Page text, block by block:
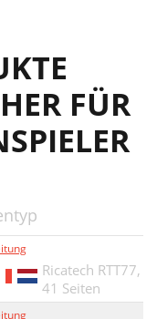
FÜR
Ricatech RTT77,
41 Seiten